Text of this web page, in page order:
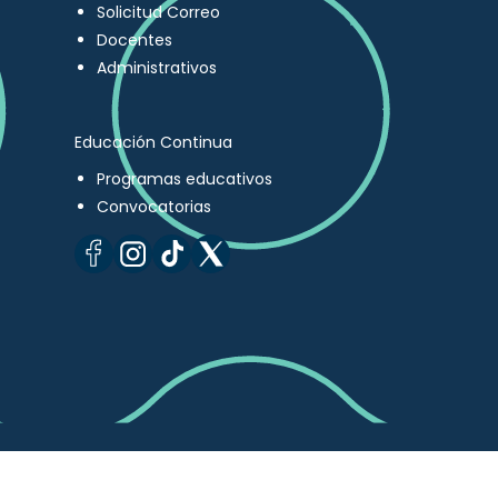
Solicitud Correo
Docentes
Administrativos
Educación Continua
Programas educativos
Convocatorias